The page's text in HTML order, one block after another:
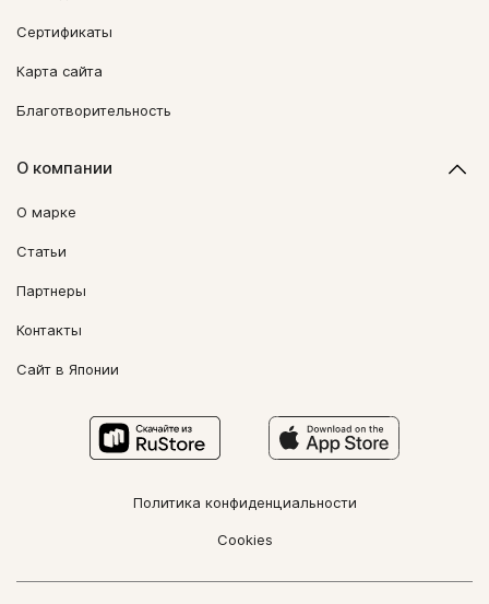
Сертификаты
Карта сайта
Благотворительность
О компании
О марке
Статьи
Партнеры
Контакты
Сайт в Японии
Политика конфиденциальности
Cookies